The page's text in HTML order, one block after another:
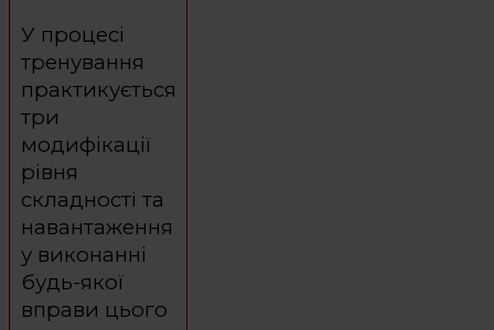
У процесі
тренування
практикується
три
модифікації
рівня
складності та
навантаження
у виконанні
будь-якої
вправи цього